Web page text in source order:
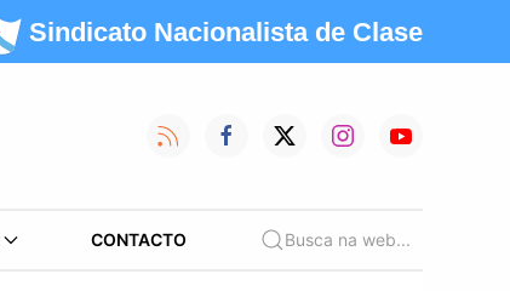
Sindicato Nacionalista de Clase
CONTACTO Busca na web...